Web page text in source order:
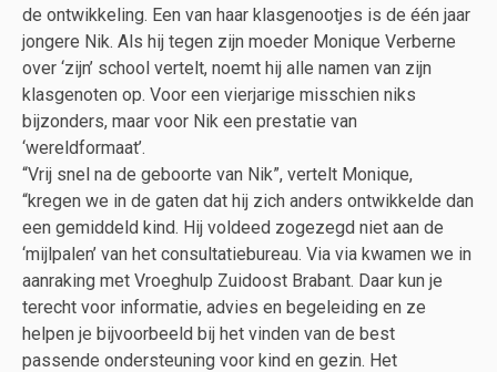
de ontwikkeling. Een van haar klasgenootjes is de één jaar
jongere Nik. Als hij tegen zijn moeder Monique Verberne
over ‘zijn’ school vertelt, noemt hij alle namen van zijn
klasgenoten op. Voor een vierjarige misschien niks
bijzonders, maar voor Nik een prestatie van
‘wereldformaat’.
“Vrij snel na de geboorte van Nik”, vertelt Monique,
“kregen we in de gaten dat hij zich anders ontwikkelde dan
een gemiddeld kind. Hij voldeed zogezegd niet aan de
‘mijlpalen’ van het consultatiebureau. Via via kwamen we in
aanraking met Vroeghulp Zuidoost Brabant. Daar kun je
terecht voor informatie, advies en begeleiding en ze
helpen je bijvoorbeeld bij het vinden van de best
passende ondersteuning voor kind en gezin. Het